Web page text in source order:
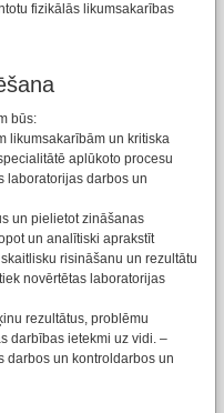
fizikālās likumsakarības
būs:
likumsakarībām un kritiska
aplūkoto procesu
laboratorijas darbos un
un pielietot zināšanas
un analītiski aprakstīt
risināšanu un rezultātu
novērtētas laboratorijas
rezultātus, problēmu
darbības ietekmi uz vidi. –
darbos un kontroldarbos un